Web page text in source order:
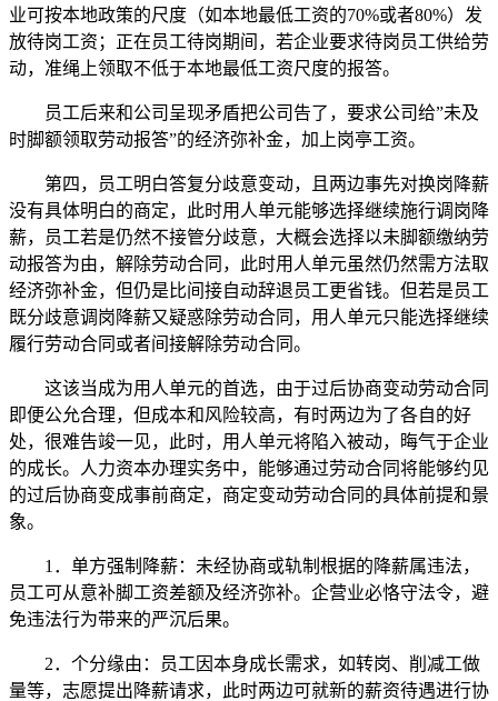
业可按本地政策的尺度（如本地最低工资的70%或者80%）发
放待岗工资；正在员工待岗期间，若企业要求待岗员工供给劳
动，准绳上领取不低于本地最低工资尺度的报答。
员工后来和公司呈现矛盾把公司告了，要求公司给”未及
时脚额领取劳动报答”的经济弥补金，加上岗亭工资。
第四，员工明白答复分歧意变动，且两边事先对换岗降薪
没有具体明白的商定，此时用人单元能够选择继续施行调岗降
薪，员工若是仍然不接管分歧意，大概会选择以未脚额缴纳劳
动报答为由，解除劳动合同，此时用人单元虽然仍然需方法取
经济弥补金，但仍是比间接自动辞退员工更省钱。但若是员工
既分歧意调岗降薪又疑惑除劳动合同，用人单元只能选择继续
履行劳动合同或者间接解除劳动合同。
这该当成为用人单元的首选，由于过后协商变动劳动合同
即便公允合理，但成本和风险较高，有时两边为了各自的好
处，很难告竣一见，此时，用人单元将陷入被动，晦气于企业
的成长。人力资本办理实务中，能够通过劳动合同将能够约见
的过后协商变成事前商定，商定变动劳动合同的具体前提和景
象。
1．单方强制降薪：未经协商或轨制根据的降薪属违法，
员工可从意补脚工资差额及经济弥补。企营业必恪守法令，避
免违法行为带来的严沉后果。
2．个分缘由：员工因本身成长需求，如转岗、削减工做
量等，志愿提出降薪请求，此时两边可就新的薪资待遇进行协